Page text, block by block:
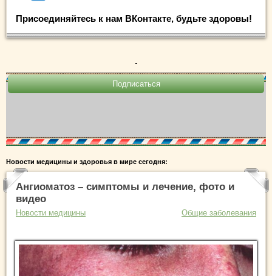
Присоединяйтесь к нам ВКонтакте, будьте здоровы!
.
Новости медицины и здоровья в мире сегодня:
Ангиоматоз – симптомы и лечение, фото и
видео
Новости медицины Общие заболевания